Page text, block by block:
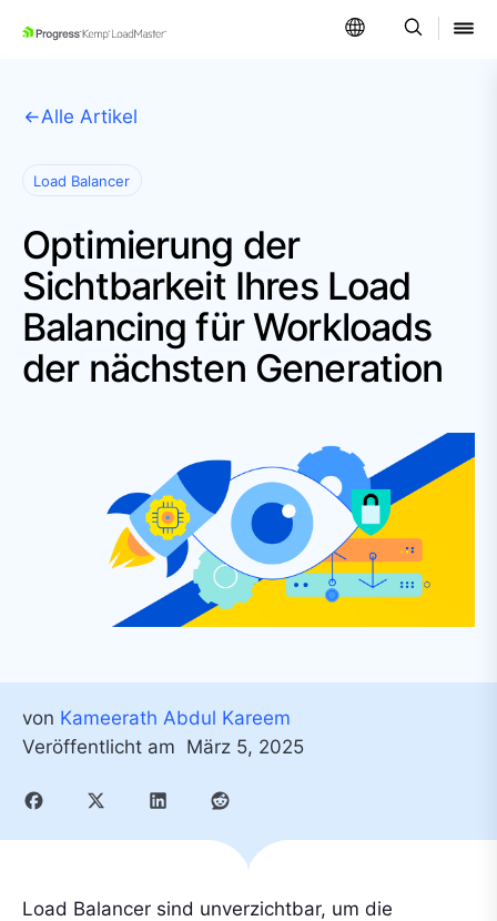
SKIP NAVIGATION
Alle Artikel
Load Balancer
Optimierung der
Sichtbarkeit Ihres Load
Balancing für Workloads
der nächsten Generation
von Kameerath Abdul Kareem
Veröffentlicht am März 5, 2025
Load Balancer sind unverzichtbar, um die